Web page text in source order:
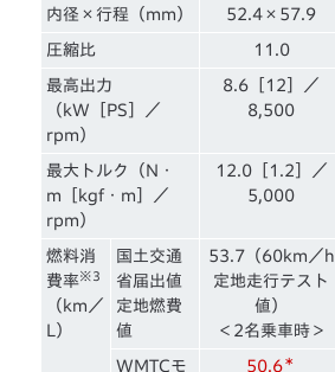
内径×行程（mm） 52.4×57.9
圧縮比 11.0
最高出力
（kW［PS］／
rpm）
8.6［12］／
8,500
最大トルク（N・
m［kgf・m］／
rpm）
12.0［1.2］／
5,000
燃料消
費率※3
（km／
L）
国土交通
省届出値
定地燃費
値
53.7（60km／h
定地走行テスト
値）
＜2名乗車時＞
WMTCモ 50.6 ＊